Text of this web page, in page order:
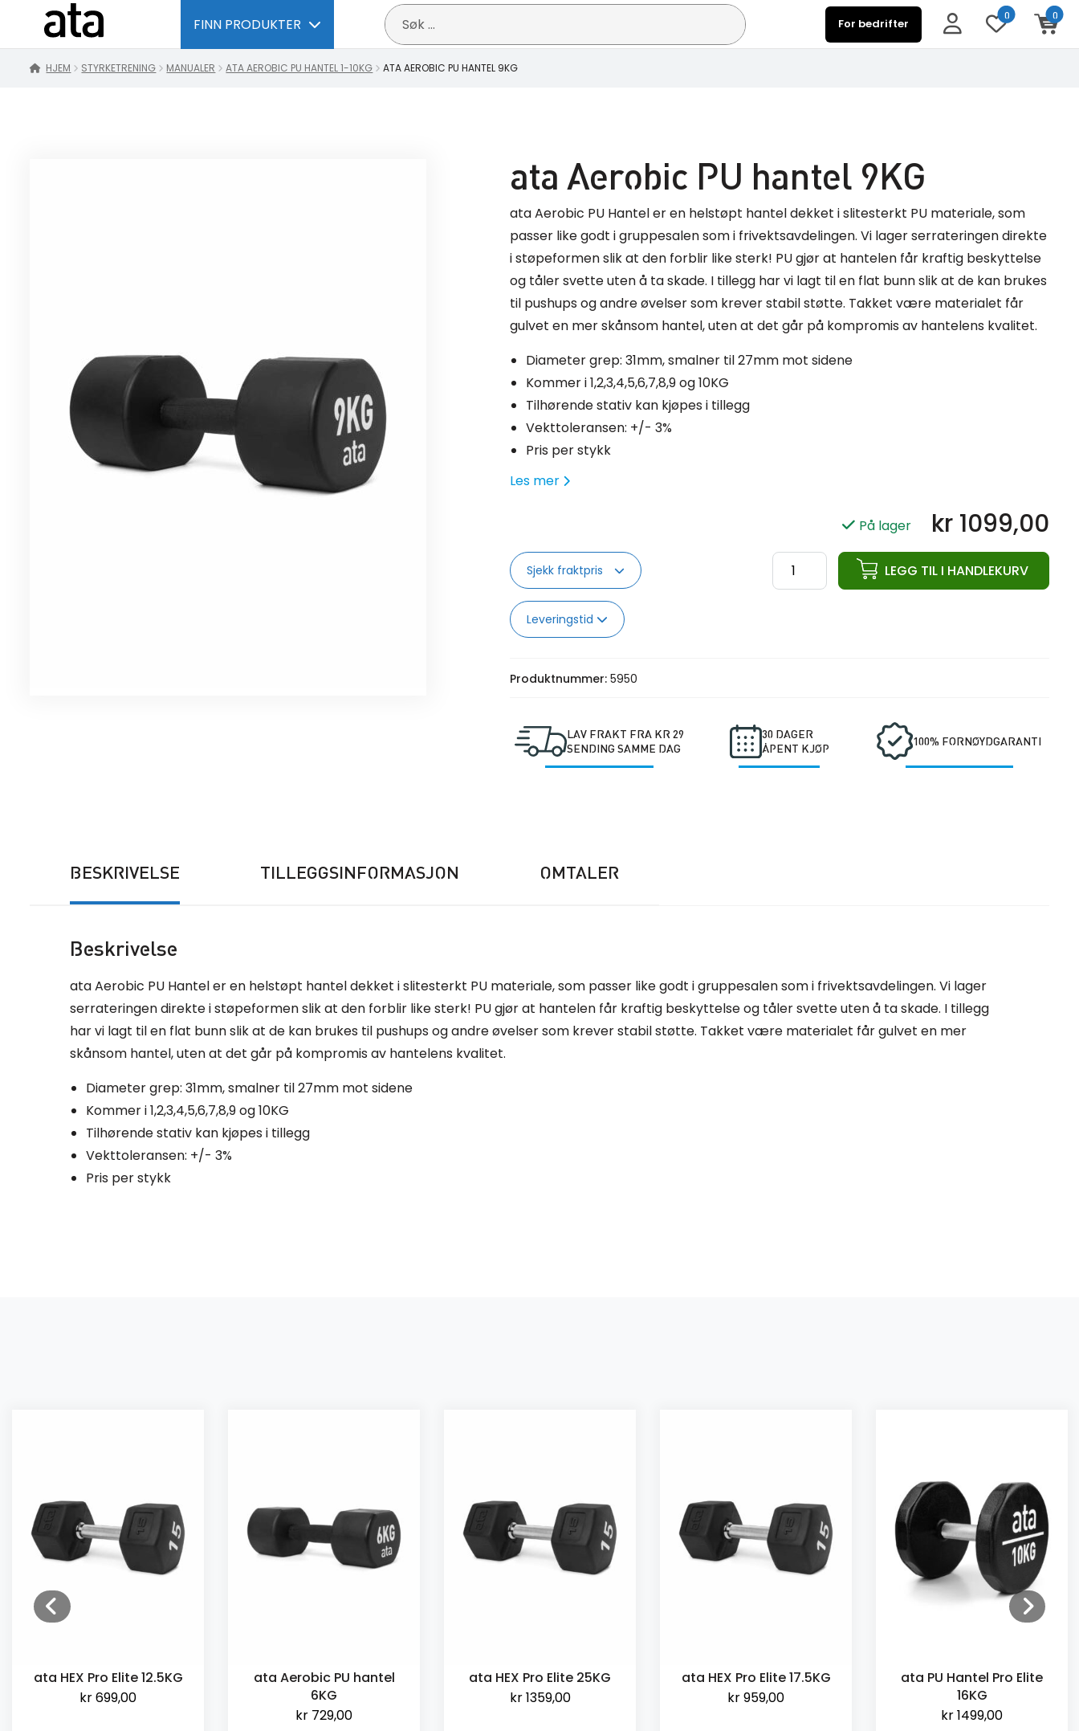
FINN PRODUKTER
Søk
etter:
For bedrifter
0 0
HJEM STYRKETRENING MANUALER ATA AEROBIC PU HANTEL 1-10KG ATA AEROBIC PU HANTEL 9KG
ata Aerobic PU hantel 9KG
ata Aerobic PU Hantel er en helstøpt hantel dekket i slitesterkt PU materiale, som
passer like godt i gruppesalen som i frivektsavdelingen. Vi lager serrateringen direkte
i støpeformen slik at den forblir like sterk! PU gjør at hantelen får kraftig beskyttelse
og tåler svette uten å ta skade. I tillegg har vi lagt til en flat bunn slik at de kan brukes
til pushups og andre øvelser som krever stabil støtte. Takket være materialet får
gulvet en mer skånsom hantel, uten at det går på kompromis av hantelens kvalitet.
Diameter grep: 31mm, smalner til 27mm mot sidene
Kommer i 1,2,3,4,5,6,7,8,9 og 10KG
Tilhørende stativ kan kjøpes i tillegg
Vekttoleransen: +/- 3%
Pris per stykk
Les mer
På lager kr 1099,00
Sjekk fraktpris
Leveringstid
ata
Aerobic
LEGG TIL I HANDLEKURV
Produktnummer: 5950
LAV FRAKT FRA KR 29
SENDING SAMME DAG
30 DAGER
ÅPENT KJØP
100% FORNØYDGARANTI
BESKRIVELSE TILLEGGSINFORMASJON OMTALER
Beskrivelse
ata Aerobic PU Hantel er en helstøpt hantel dekket i slitesterkt PU materiale, som passer like godt i gruppesalen som i frivektsavdelingen. Vi lager
serrateringen direkte i støpeformen slik at den forblir like sterk! PU gjør at hantelen får kraftig beskyttelse og tåler svette uten å ta skade. I tillegg
har vi lagt til en flat bunn slik at de kan brukes til pushups og andre øvelser som krever stabil støtte. Takket være materialet får gulvet en mer
skånsom hantel, uten at det går på kompromis av hantelens kvalitet.
Diameter grep: 31mm, smalner til 27mm mot sidene
Kommer i 1,2,3,4,5,6,7,8,9 og 10KG
Tilhørende stativ kan kjøpes i tillegg
Vekttoleransen: +/- 3%
Pris per stykk
ata HEX Pro Elite 12.5KG
kr699,00
ata Aerobic PU hantel
6KG
kr 729,00
ata HEX Pro Elite 25KG
kr1359,00
ata HEX Pro Elite 17.5KG
kr959,00
ata PU Hantel Pro Elite
16KG
kr1499,00